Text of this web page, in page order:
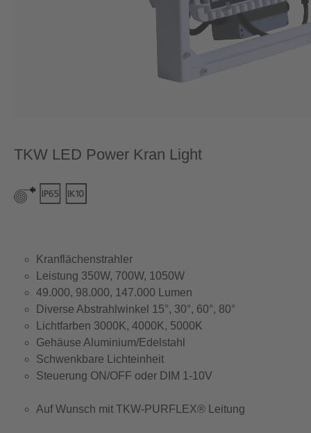
TKW LED Power Kran Light
Kranflächenstrahler
Leistung 350W, 700W, 1050W
49.000, 98.000, 147.000 Lumen
Diverse Abstrahlwinkel 15°, 30°, 60°, 80°
Lichtfarben 3000K, 4000K, 5000K
Gehäuse Aluminium/Edelstahl
Schwenkbare Lichteinheit
Steuerung ON/OFF oder DIM 1-10V
Auf Wunsch mit TKW-PURFLEX® Leitung